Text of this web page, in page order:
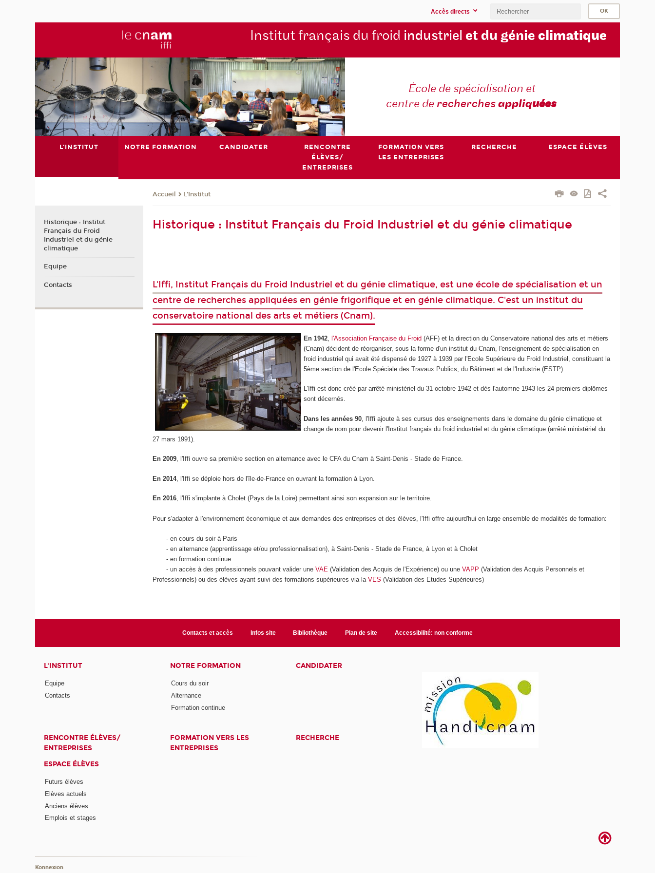
Accès directs
Institut français du froid industriel et du génie climatique
École de spécialisation et
centre de recherchesappliquées
L'INSTITUT NOTRE FORMATION CANDIDATER
RENCONTRE
ÉLÈVES/
ENTREPRISES
FORMATION VERS
LES ENTREPRISES
RECHERCHE ESPACE ÉLÈVES
Accueil L'Institut
Historique : Institut Français du Froid Industriel et du génie climatique
L'Iffi, Institut Français du Froid Industriel et du génie climatique, est une école de spécialisation et un
centre de recherches appliquées en génie frigorifique et en génie climatique. C'est un institut du
conservatoire national des arts et métiers (Cnam).
En 1942 l'Association Française du Froid (AFF) et la direction du Conservatoire national des arts et métiers
(Cnam) décident de réorganiser, sous la forme d'un institut du Cnam, l'enseignement de spécialisation en
froid industriel qui avait été dispensé de 1927 à 1939 par l'Ecole Supérieure du Froid Industriel, constituant la
5ème section de l'Ecole Spéciale des Travaux Publics, du Bâtiment et de l'Industrie (ESTP).
L'Iffi est donc créé par arrêté ministériel du 31 octobre 1942 et dès l'automne 1943 les 24 premiers diplômes
sont décernés.
Dans les années 90 , l'Iffi ajoute à ses cursus des enseignements dans le domaine du génie climatique et
change de nom pour devenir l'Institut français du froid industriel et du génie climatique (arrêté ministériel du
27 mars 1991).
En 2009, l'Iffi ouvre sa première section en alternance avec le CFA du Cnam à Saint-Denis - Stade de France.
En 2014, l'Iffi se déploie hors de l'île-de-France en ouvrant la formation à Lyon.
En 2016, l'Iffi s'implante à Cholet (Pays de la Loire) permettant ainsi son expansion sur le territoire.
Pour s'adapter à l'environnement économique et aux demandes des entreprises et des élèves, l'Iffi offre aujourd'hui en large ensemble de modalités de formation:
- en cours du soir à Paris
- en alternance (apprentissage et/ou professionnalisation), à Saint-Denis - Stade de France, à Lyon et à Cholet
- en formation continue
- un accès à des professionnels pouvant valider uneVAE (Validation des Acquis de l'Expérience) ou uneVAPP (Validation des Acquis Personnels et
Professionnels) ou des élèves ayant suivi des formations supérieures via laVES (Validation des Etudes Supérieures)
Historique : Institut
Français du Froid
Industriel et du génie
climatique
Equipe
Contacts
Contacts et accès Infos site Bibliothèque Plan de site Accessibilité: non conforme
L'INSTITUT
Equipe
Contacts
NOTRE FORMATION
Cours du soir
Alternance
Formation continue
CANDIDATER
RENCONTRE ÉLÈVES/
ENTREPRISES
FORMATION VERS LES
ENTREPRISES
RECHERCHE
ESPACE ÉLÈVES
Futurs élèves
Elèves actuels
Anciens élèves
Emplois et stages
Konnexion